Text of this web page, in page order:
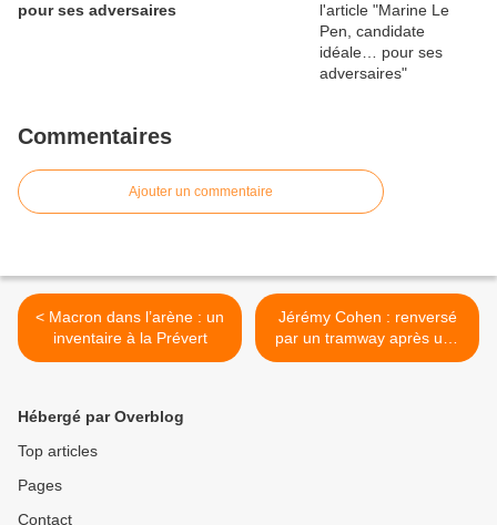
pour ses adversaires
Commentaires
Ajouter un commentaire
< Macron dans l’arène : un
inventaire à la Prévert
Jérémy Cohen : renversé
par un tramway après une
agression par des racailles
Hébergé par Overblog
Top articles
Pages
Contact